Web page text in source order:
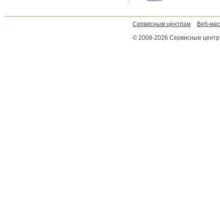
Сервисным центрам
Веб-
© 2008-2026 Сервисные